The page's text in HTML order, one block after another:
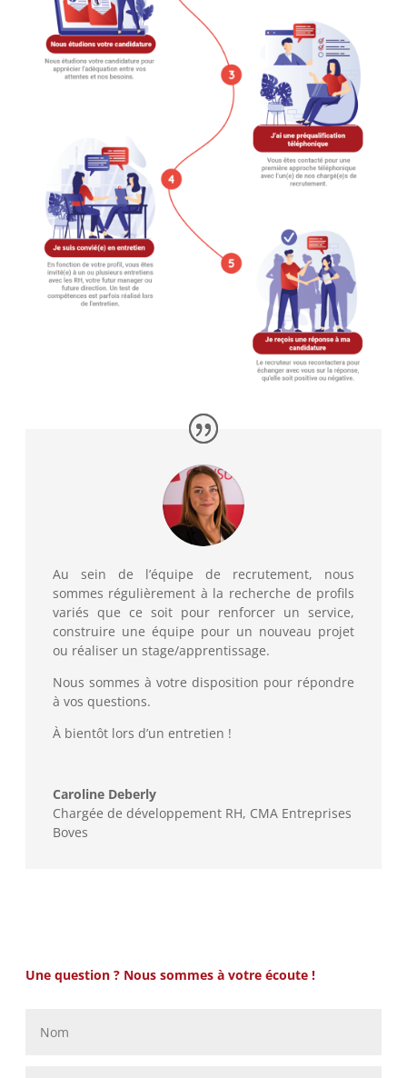
Au sein de l’équipe de recrutement, nous
sommes régulièrement à la recherche de profils
variés que ce soit pour renforcer un service,
construire une équipe pour un nouveau projet
ou réaliser un stage/apprentissage.
Nous sommes à votre disposition pour répondre
à vos questions.
À bientôt lors d’un entretien !
Caroline Deberly
Chargée de développement RH, CMA Entreprises
Boves
Une question ? Nous sommes à votre écoute !